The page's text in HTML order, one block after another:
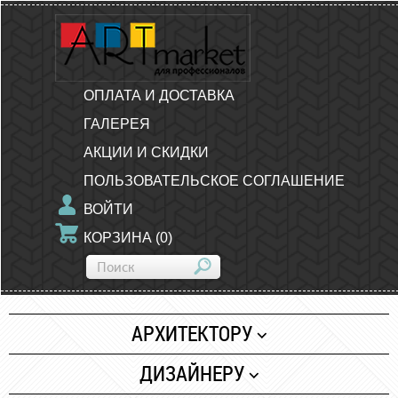
ОПЛАТА И ДОСТАВКА
ГАЛЕРЕЯ
АКЦИИ И СКИДКИ
ПОЛЬЗОВАТЕЛЬСКОЕ СОГЛАШЕНИЕ
ВОЙТИ
КОРЗИНА (0)
АРХИТЕКТОРУ
Бумага
ДИЗАЙНЕРУ